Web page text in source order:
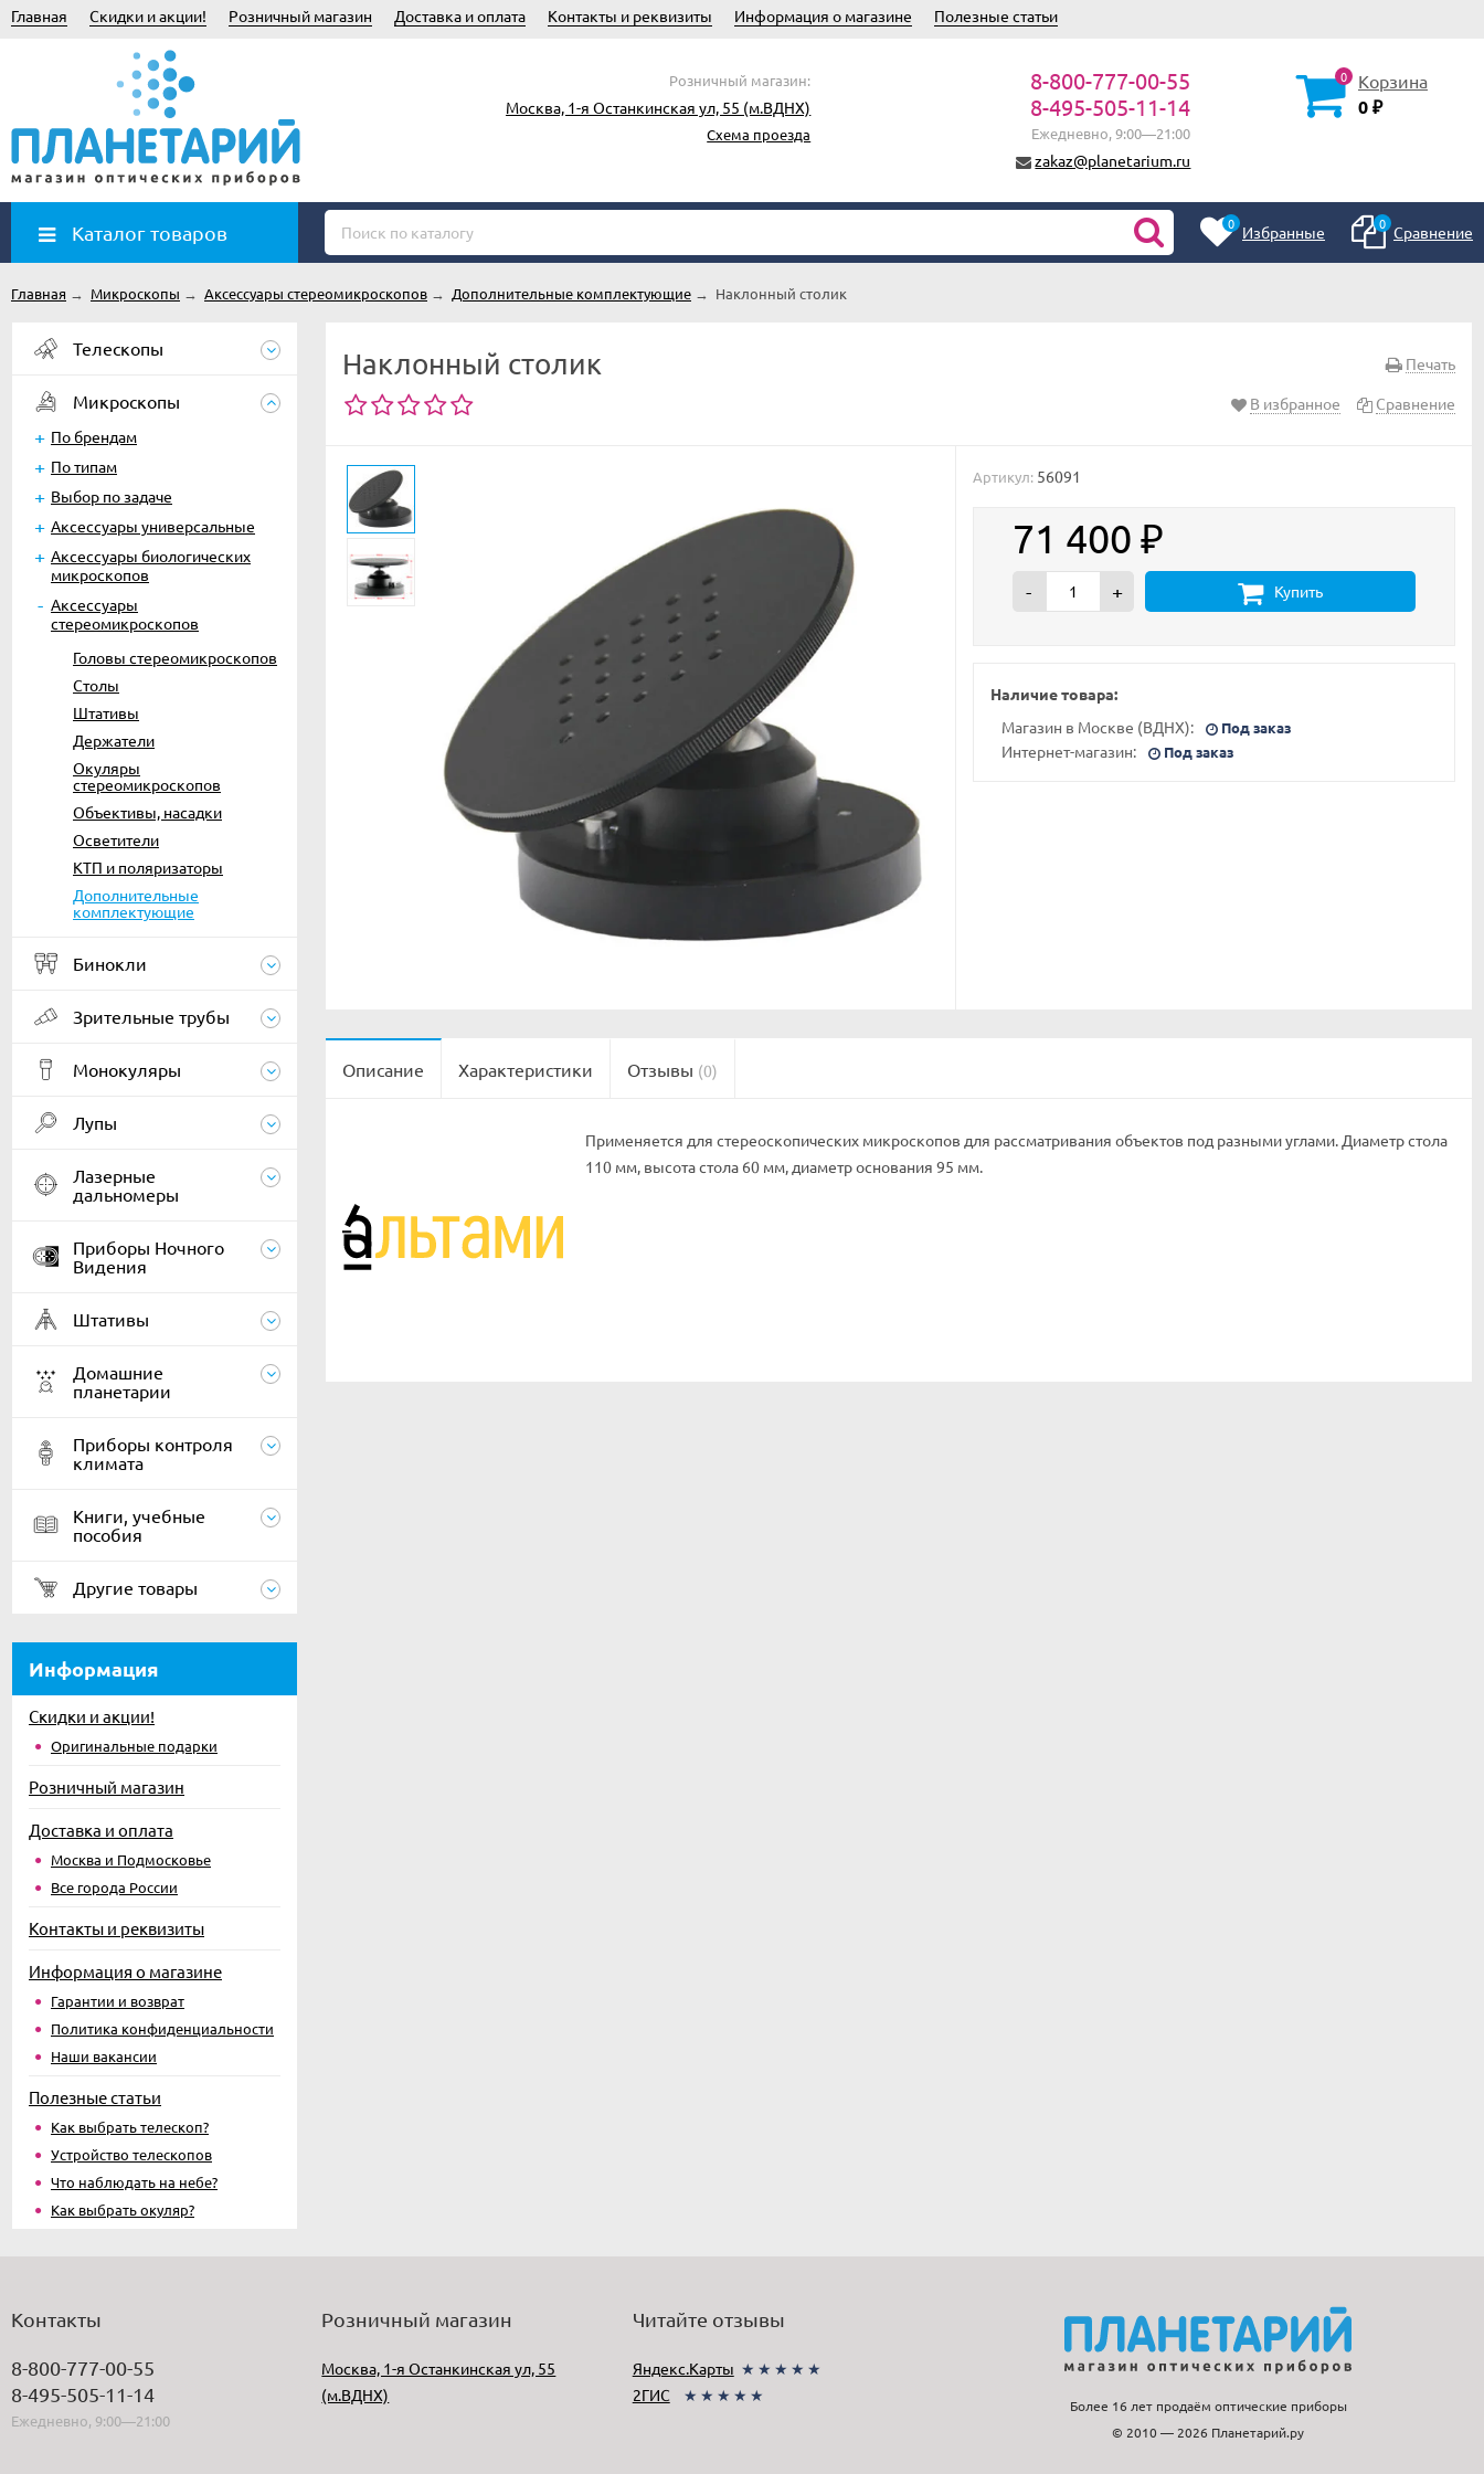
Главная Скидки и акции! Розничный магазин Доставка и оплата Контакты и реквизиты Информация о магазине Полезные статьи
Розничный магазин:
Москва, 1-я Останкинская ул, 55 (м.ВДНХ)
Схема проезда
8-800-777-00-55
8-495-505-11-14
Ежедневно, 9:00—21:00
zakaz@planetarium.ru
0 Корзина
0 ₽
Каталог товаров 0 Избранные 0 Сравнение
Главная → Микроскопы → Аксессуары стереомикроскопов → Дополнительные комплектующие → Наклонный столик
Телескопы
Микроскопы
По брендам
По типам
Выбор по задаче
Аксессуары универсальные
Аксессуары биологических
микроскопов
Аксессуары
стереомикроскопов
Головы стереомикроскопов
Столы
Штативы
Держатели
Окуляры
стереомикроскопов
Объективы, насадки
Осветители
КТП и поляризаторы
Дополнительные
комплектующие
Бинокли
Зрительные трубы
Монокуляры
Лупы
Лазерные
дальномеры
Приборы Ночного
Видения
Штативы
Домашние
планетарии
Приборы контроля
климата
Книги, учебные
пособия
Другие товары
Информация
Скидки и акции!
Оригинальные подарки
Розничный магазин
Доставка и оплата
Москва и Подмосковье
Все города России
Контакты и реквизиты
Информация о магазине
Гарантии и возврат
Политика конфиденциальности
Наши вакансии
Полезные статьи
Как выбрать телескоп?
Устройство телескопов
Что наблюдать на небе?
Как выбрать окуляр?
Печать
Наклонный столик
В избранное Сравнение
Артикул: 56091
71 400 ₽
- + Купить
Наличие товара:
Магазин в Москве (ВДНХ):
Под заказ
Интернет-магазин: Под заказ
Описание Характеристики Отзывы (0)
Применяется для стереоскопических микроскопов для рассматривания объектов под разными углами. Диаметр стола
110 мм, высота стола 60 мм, диаметр основания 95 мм.
Контакты
8-800-777-00-55
8-495-505-11-14
Ежедневно, 9:00—21:00
Розничный магазин
Москва, 1-я Останкинская ул, 55
(м.ВДНХ)
Читайте отзывы
Яндекс.Карты ★★★★★
2ГИС
★★★★★
Более 16 лет продаём оптические приборы
© 2010 — 2026 Планетарий.ру